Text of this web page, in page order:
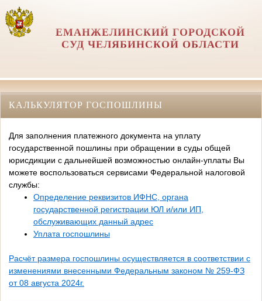
ЕМАНЖЕЛИНСКИЙ ГОРОДСКОЙ
СУД ЧЕЛЯБИНСКОЙ ОБЛАСТИ
КАЛЬКУЛЯТОР ГОСПОШЛИНЫ
Для заполнения платежного документа на уплату
государственной пошлины при обращении в суды общей
юрисдикции с дальнейшей возможностью онлайн-уплаты Вы
можете воспользоваться сервисами Федеральной налоговой
службы:
Определение реквизитов ИФНС, органа
государственной регистрации ЮЛ и/или ИП,
обслуживающих данный адрес
Уплата госпошлины
Расчёт размера госпошлины осуществляется в соответствии с
изменениями внесенными Федеральным законом № 259-ФЗ
от 08 августа 2024г.